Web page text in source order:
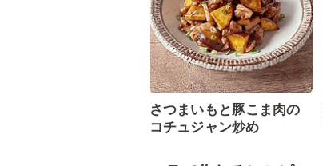
さつまいもと豚こま肉の
コチュジャン炒め